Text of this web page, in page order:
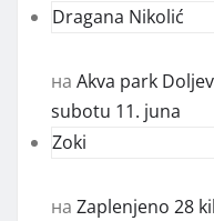
Dragana Nikolić
на Akva park
subotu 11. juna
Zoki
на Zaplenjeno 28